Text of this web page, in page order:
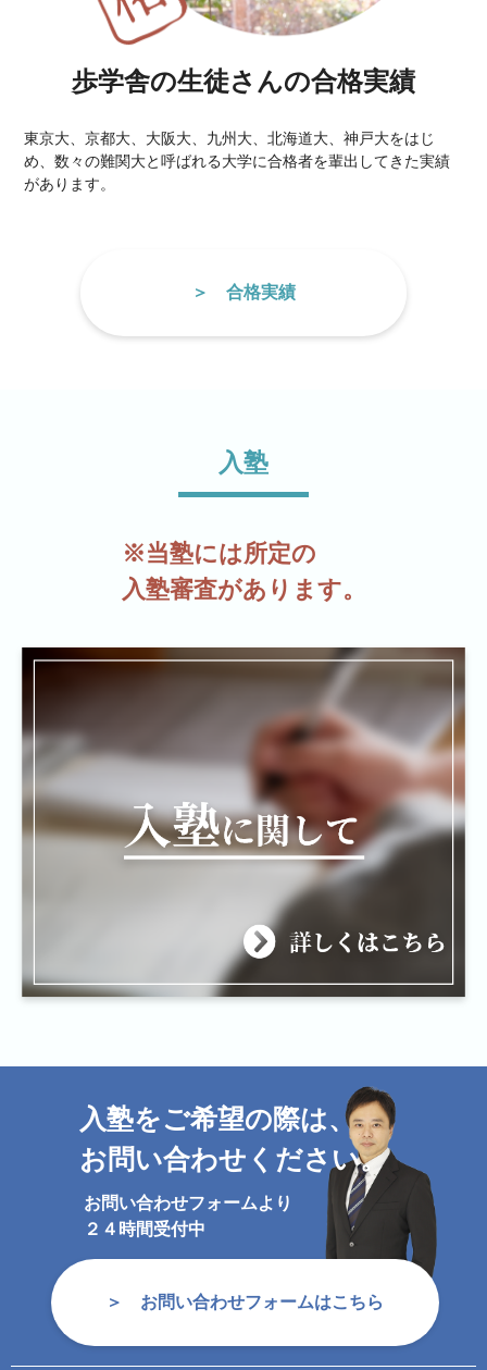
歩学舎の生徒さんの合格実績
東京大、京都大、大阪大、九州大、北海道大、神戸大をはじ
め、数々の難関大と呼ばれる大学に合格者を輩出してきた実績
があります。
合格実績
入塾
※当塾には所定の
入塾審査があります。
入塾をご希望の際は、
お問い合わせください。
お問い合わせフォームより
２４時間受付中
お問い合わせフォームはこちら